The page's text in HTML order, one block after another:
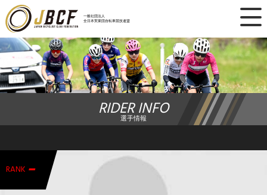
一般社団法人
全日本実業団自転車競技連盟
×
ニュース
レース日程
ランキング
チーム・選手
RIDER INFO
選手情報
RANK -